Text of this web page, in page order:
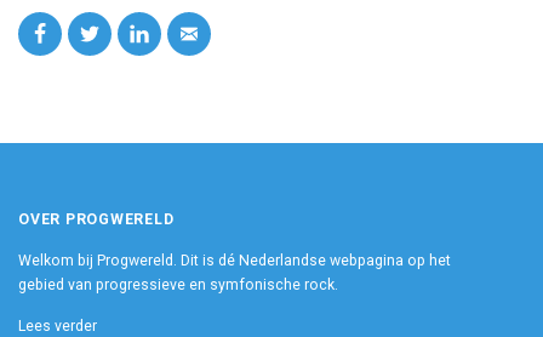
OVER PROGWERELD
Welkom bij Progwereld. Dit is dé Nederlandse webpagina op het
gebied van progressieve en symfonische rock.
Lees verder